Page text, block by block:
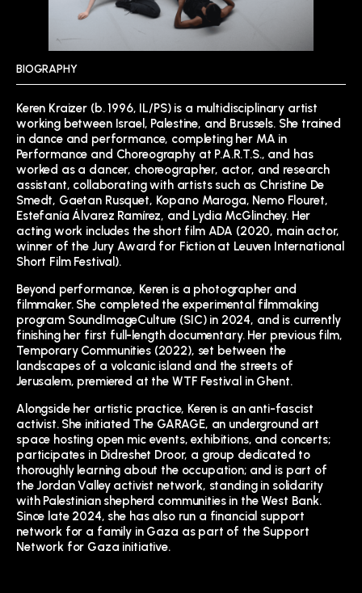
BIOGRAPHY
Keren Kraizer (b. 1996, IL/PS) is a multidisciplinary artist
working between Israel, Palestine, and Brussels. She trained
in dance and performance, completing her MA in
Performance and Choreography at P.A.R.T.S., and has
worked as a dancer, choreographer, actor, and research
assistant, collaborating with artists such as Christine De
Smedt, Gaetan Rusquet, Kopano Maroga, Nemo Flouret,
Estefanía Álvarez Ramírez, and Lydia McGlinchey. Her
acting work includes the short film ADA (2020, main actor,
winner of the Jury Award for Fiction at Leuven International
Short Film Festival).
Beyond performance, Keren is a photographer and
filmmaker. She completed the experimental filmmaking
program SoundImageCulture (SIC) in 2024, and is currently
finishing her first full-length documentary. Her previous film,
Temporary Communities (2022), set between the
landscapes of a volcanic island and the streets of
Jerusalem, premiered at the WTF Festival in Ghent.
Alongside her artistic practice, Keren is an anti-fascist
activist. She initiated The GARAGE, an underground art
space hosting open mic events, exhibitions, and concerts;
participates in Didreshet Droor, a group dedicated to
thoroughly learning about the occupation; and is part of
the Jordan Valley activist network, standing in solidarity
with Palestinian shepherd communities in the West Bank.
Since late 2024, she has also run a financial support
network for a family in Gaza as part of the Support
Network for Gaza initiative.